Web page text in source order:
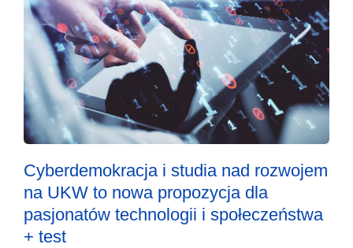
Cyberdemokracja i studia nad rozwojem
na UKW to nowa propozycja dla
pasjonatów technologii i społeczeństwa
+ test